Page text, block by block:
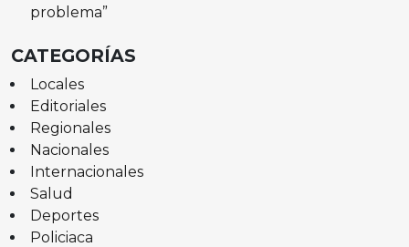
problema”
CATEGORÍAS
Locales
Editoriales
Regionales
Nacionales
Internacionales
Salud
Deportes
Policiaca